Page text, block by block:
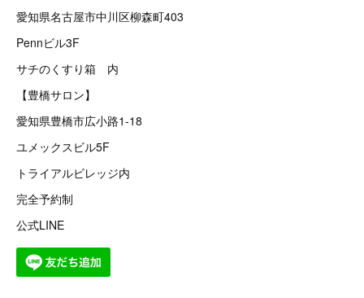
愛知県名古屋市中川区柳森町403
Pennビル3F
サチのくすり箱 内
【豊橋サロン】
愛知県豊橋市広小路1-18
ユメックスビル5F
トライアルビレッジ内
完全予約制
公式LINE